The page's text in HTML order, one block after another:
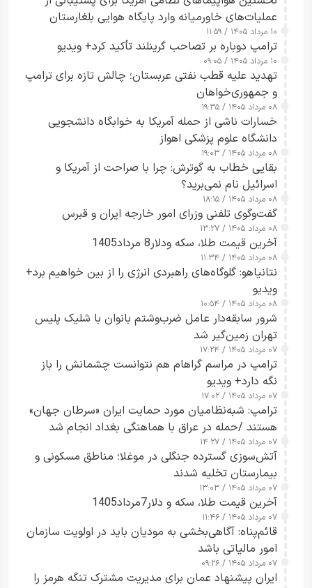
عملیات‌های خاورمیانه وارد پایگاه هوایی بلغارستان
شدند
۱۰ مرداد ۱۴۰۵ / ۱۱:۵۹
ترامپ دوباره بر تصاحب گرینلند تأکید کرد+ ویدیو
۱۰ مرداد ۱۴۰۵ / ۰۹:۰۵
تهدید علیه قطب نفتی عربستان؛ چالش تازه برای ترامپ
و جمهوری‌خواهان
۰۸ مرداد ۱۴۰۵ / ۱۹:۳۵
خسارات ناشی از حمله آمریکا به خوابگاه دانشجویی
دانشگاه علوم پزشکی اهواز
۰۸ مرداد ۱۴۰۵ / ۱۹:۰۳
بقایی خطاب به گوترش: چرا با صراحت از آمریکا و
اسرائیل نام نمی‌برید؟
۰۸ مرداد ۱۴۰۵ / ۱۸:۱۵
گفت‌وگوی تلفنی وزرای امور خارجه ایران و قبرس
۰۸ مرداد ۱۴۰۵ / ۱۳:۲۷
آخرین قیمت طلا، سکه ودلار8 مرداد1405
۰۸ مرداد ۱۴۰۵ / ۱۱:۳۴
نتانیاهو: گلوگاه‌های راهبردی انرژی را از بین خواهیم برد+
ویدیو
۰۸ مرداد ۱۴۰۵ / ۱۰:۵۴
شرور سابقه‌دار عامل ضرب‌وشتم بانوان با شلیک پلیس
تهران زمین‌گیر شد
۰۷ مرداد ۱۴۰۵ / ۱۷:۲۴
ترامپ در مراسم گراهام هم نتوانست چشمانش را باز
نگه دارد+ ویدیو
۰۷ مرداد ۱۴۰۵ / ۱۷:۰۲
ترامپ: شبه‌نظامیان مورد حمایت ایران «سرطان جهان»
هستند /حمله در عراق با هماهنگی بغداد انجام شد
۰۷ مرداد ۱۴۰۵ / ۱۴:۲۷
آتش‌سوزی گسترده جنگلی در موغلا؛ مناطق مسکونی و
بیمارستان تخلیه شدند
۰۷ مرداد ۱۴۰۵ / ۱۳:۰۳
آخرین قیمت طلا، سکه و دلار7مرداد1405
۰۷ مرداد ۱۴۰۵ / ۱۱:۴۶
قائم‌پناه: آگاهی‌بخشی به مودیان باید در اولویت سازمان
امور مالیاتی باشد
۰۷ مرداد ۱۴۰۵ / ۰۹:۲۶
ایران پیشنهاد عمان برای مدیریت مشترک تنگه هرمز را